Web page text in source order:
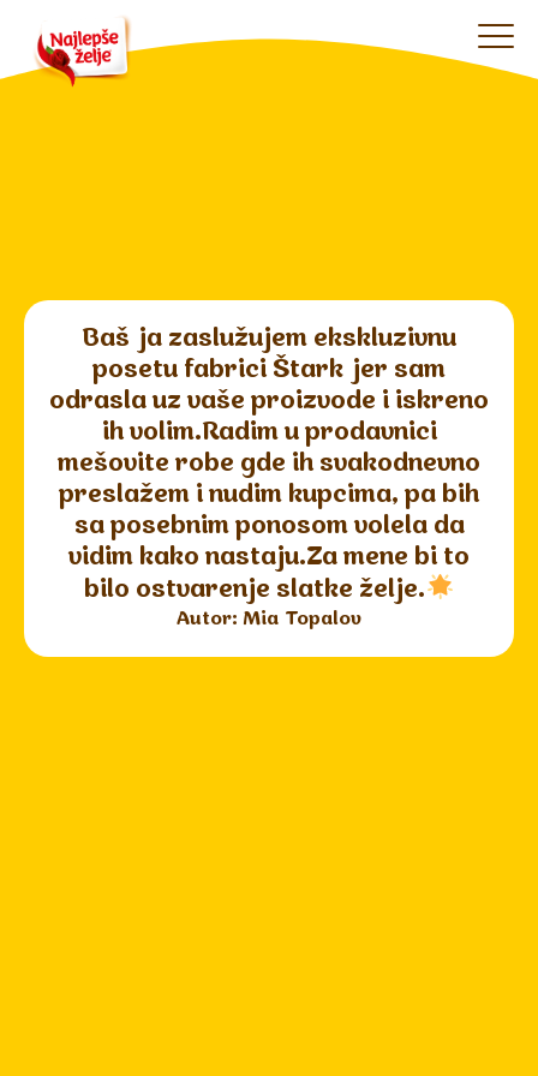
Baš ja zaslužujem ekskluzivnu
posetu fabrici Štark jer sam
odrasla uz vaše proizvode i iskreno
ih volim.Radim u prodavnici
mešovite robe gde ih svakodnevno
preslažem i nudim kupcima, pa bih
sa posebnim ponosom volela da
vidim kako nastaju.Za mene bi to
bilo ostvarenje slatke želje.
Autor: Mia Topalov